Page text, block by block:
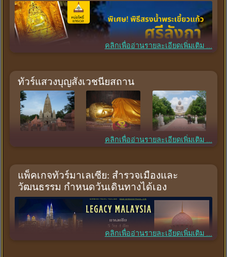
คลิกเพื่ออ่านรายละเอียดเพิ่มเติม ...
ทัวร์แสวงบุญสังเวชนียสถาน
คลิกเพื่ออ่านรายละเอียดเพิ่มเติม ...
แพ็คเกจทัวร์มาเลเซีย: สำรวจเมืองและ
วัฒนธรรม กำหนดวันเดินทางได้เอง
คลิกเพื่ออ่านรายละเอียดเพิ่มเติม ...